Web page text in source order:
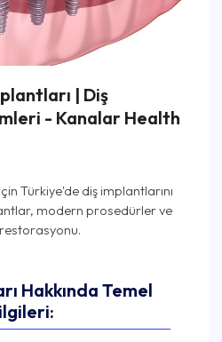
| Diş
- Kanalar Health
Türkiye'de diş implantlarını
modern prosedürler ve
Hakkında Temel